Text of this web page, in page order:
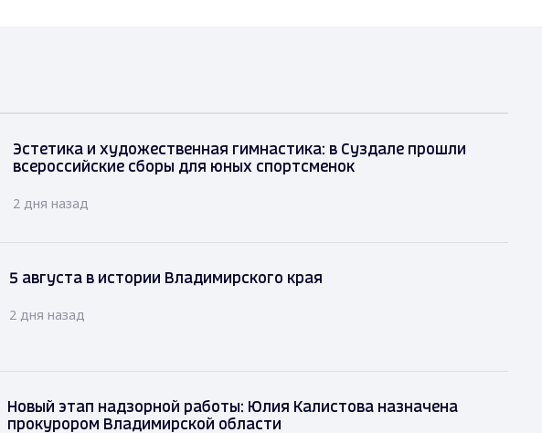
Эстетика и художественная гимнастика: в Суздале прошли
всероссийские сборы для юных спортсменок
2 дня назад
5 августа в истории Владимирского края
2 дня назад
Новый этап надзорной работы: Юлия Калистова назначена
прокурором Владимирской области